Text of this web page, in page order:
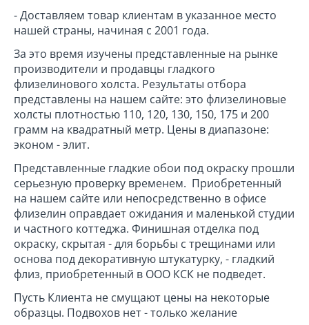
- Доставляем товар клиентам в указанное место
нашей страны, начиная с 2001 года.
За это время изучены представленные на рынке
производители и продавцы гладкого
флизелинового холста. Результаты отбора
представлены на нашем сайте: это флизелиновые
холсты плотностью 110, 120, 130, 150, 175 и 200
грамм на квадратный метр. Цены в диапазоне:
эконом - элит.
Представленные гладкие обои под окраску прошли
серьезную проверку временем. Приобретенный
на нашем сайте или непосредственно в офисе
флизелин оправдает ожидания и маленькой студии
и частного коттеджа. Финишная отделка под
окраску, скрытая - для борьбы с трещинами или
основа под декоративную штукатурку, - гладкий
флиз, приобретенный в ООО КСК не подведет.
Пусть Клиента не смущают цены на некоторые
образцы. Подвохов нет - только желание